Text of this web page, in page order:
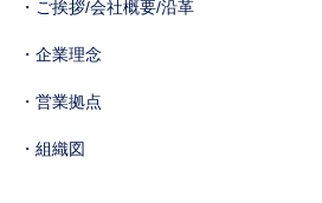
・ご挨拶/会社概要/沿革
・企業理念
・営業拠点
・組織図